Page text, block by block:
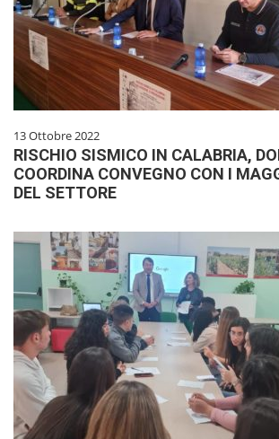
13 Ottobre 2022
RISCHIO SISMICO IN CALABRIA,
COORDINA CONVEGNO CON I
DEL SETTORE